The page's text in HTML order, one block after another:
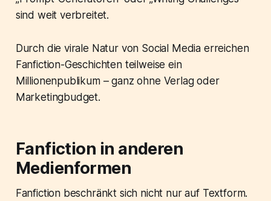
sind weit verbreitet.
Durch die virale Natur von Social Media erreichen
Fanfiction-Geschichten teilweise ein
Millionenpublikum – ganz ohne Verlag oder
Marketingbudget.
Fanfiction in anderen
Medienformen
Fanfiction beschränkt sich nicht nur auf Textform.